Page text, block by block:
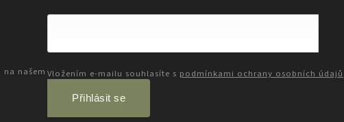
našem Vložením e-mailu souhlasíte s podmínkami ochrany osobních údajů
Přihlásit se